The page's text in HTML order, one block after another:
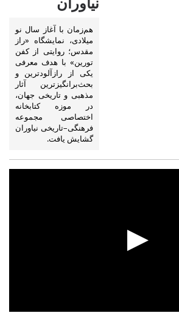
هم‌زمان با آغاز سال نو
میلادی، نمایشگاه «راز
مقدس؛ روایتی از کفن
تورین» با هدف معرفی
یکی از رازآلودترین و
بحث‌برانگیزترین آثار
مذهبی و تاریخی جهان،
در موزه کتابخانه
اختصاصی مجموعه
فرهنگی‌–‌تاریخی نیاوران
گشایش یافت.